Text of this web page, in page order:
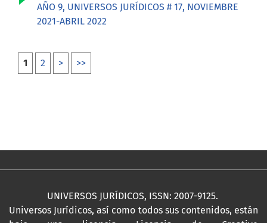
AÑO 9, UNIVERSOS JURÍDICOS # 17, NOVIEMBRE
2021-ABRIL 2022
1 2 > >>
UNIVERSOS JURÍDICOS, ISSN: 2007-9125.
Universos Jurídicos, así como todos sus contenidos, están